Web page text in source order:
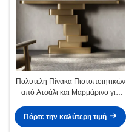
Πολυτελή Πίνακα Πιστοποιητικών
από Ατσάλι και Μαρμάρινο για
Πάρτε την καλύτερη τιμή